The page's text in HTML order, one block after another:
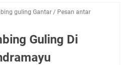
guling Gantar / Pesan antar
Guling Di